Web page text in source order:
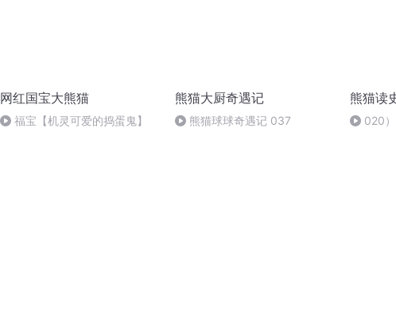
网红国宝大熊猫
福宝【机灵可爱的捣蛋鬼】
熊猫大厨奇遇记
熊猫球球奇遇记 037
熊猫读
020